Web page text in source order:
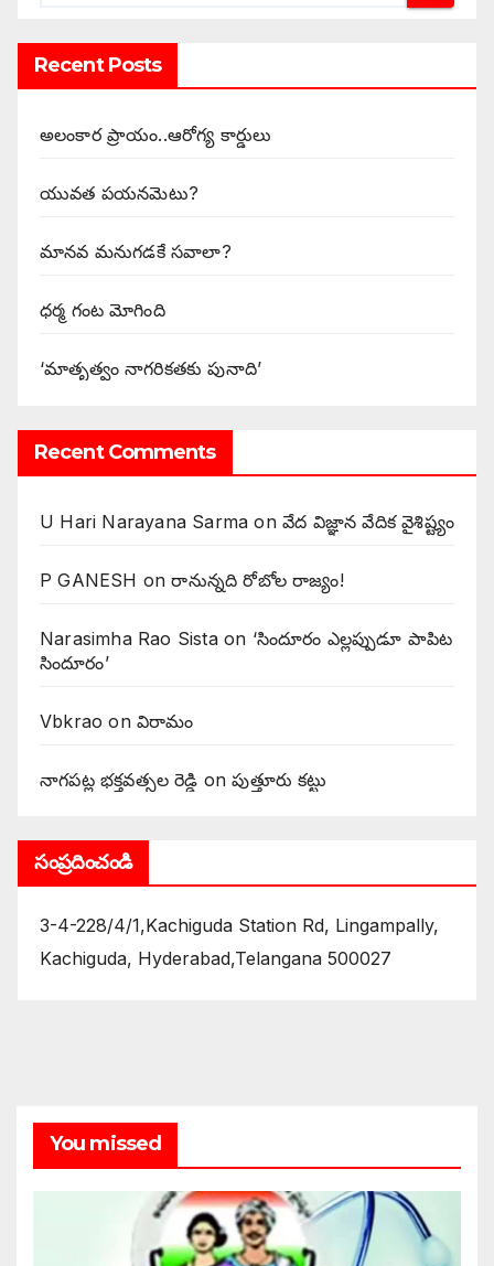
Recent Posts
అలంకార ప్రాయం..ఆరోగ్య కార్డులు
యువత పయనమెటు?
మానవ మనుగడకే సవాలా?
ధర్మ గంట మోగింది
‘మాతృత్వం నాగరికతకు పునాది’
Recent Comments
U Hari Narayana Sarma onవేద విజ్ఞాన వేదిక వైశిష్ట్యం
P GANESH on‌రానున్నది రోబోల రాజ్యం!
Narasimha Rao Sistaon ‘సిందూరం ఎల్లప్పుడూ పాపిట
సిందూరం’
Vbkrao onవిరామం
నాగపట్ల భక్తవత్సల రెడ్డి onపుత్తూరు కట్టు
సంప్రదించండి
3-4-228/4/1,Kachiguda Station Rd, Lingampally,
Kachiguda, Hyderabad,Telangana 500027
You missed